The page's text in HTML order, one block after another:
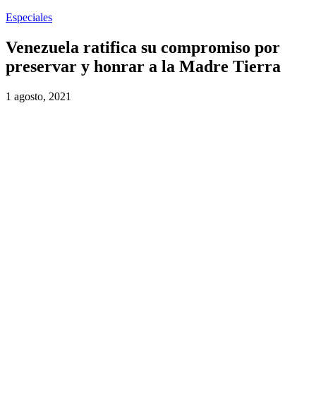
Especiales
Venezuela ratifica su compromiso por
preservar y honrar a la Madre Tierra
1 agosto, 2021